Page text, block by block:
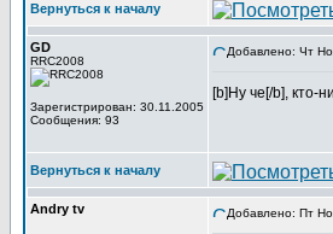
Вернуться к началу
GD
RRC2008
Зарегистрирован: 30.11.2005
Сообщения: 93
Добавлено: Чт
[b]Ну че[/b], кто-
Вернуться к началу
Andry tv Добавлено: Пт